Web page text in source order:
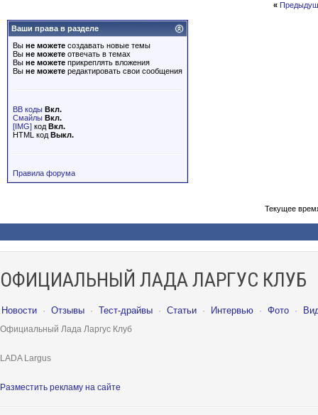
«
Ваши права в разделе
Вы не можете создавать новые темы
Вы не можете отвечать в темах
Вы не можете прикреплять вложения
Вы не можете редактировать свои сообщения
BB коды Вкл.
Смайлы Вкл.
[IMG] код Вкл.
HTML код Выкл.
Правила форума
Текущее
ОФИЦИАЛЬНЫЙ ЛАДА ЛАРГУС КЛУБ
Новости · Отзывы · Тест-драйвы · Статьи · Интервью · Фото ·
Официальный Лада Ларгус Клуб
LADA Largus
Разместить рекламу на сайте